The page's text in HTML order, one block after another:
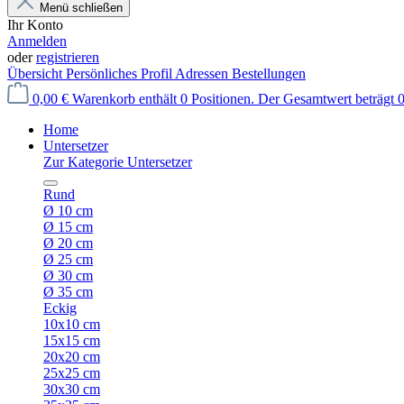
Menü schließen
Ihr Konto
Anmelden
oderregistrieren
Übersicht Persönliches Profil Adressen Bestellungen
0,00 € Warenkorb enthält 0 Positionen. Der Gesamtwert beträgt
Home
Untersetzer
Zur Kategorie Untersetzer
Rund
Ø 10 cm
Ø 15 cm
Ø 20 cm
Ø 25 cm
Ø 30 cm
Ø 35 cm
Eckig
10x10 cm
15x15 cm
20x20 cm
25x25 cm
30x30 cm